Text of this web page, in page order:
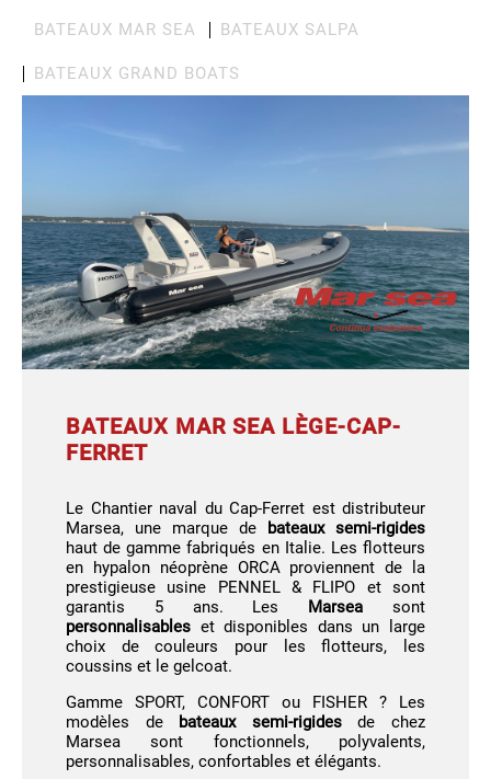
BATEAUX MAR SEA BATEAUX SALPA
BATEAUX GRAND BOATS
BATEAUX MAR SEA LÈGE-CAP-
FERRET
Le Chantier naval du Cap-Ferret est distributeur
Marsea, une marque de bateaux semi-rigides
haut de gamme fabriqués en Italie. Les flotteurs
en hypalon néoprène ORCA proviennent de la
prestigieuse usine PENNEL & FLIPO et sont
garantis 5 ans. Les Marsea sont
personnalisables et disponibles dans un large
choix de couleurs pour les flotteurs, les
coussins et le gelcoat.
Gamme SPORT, CONFORT ou FISHER ? Les
modèles de bateaux semi-rigidesde chez
Marsea sont fonctionnels, polyvalents,
personnalisables, confortables et élégants.